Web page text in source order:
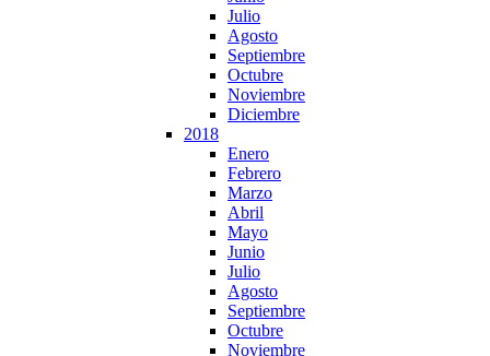
Julio
Agosto
Septiembre
Octubre
Noviembre
Diciembre
2018
Enero
Febrero
Marzo
Abril
Mayo
Junio
Julio
Agosto
Septiembre
Octubre
Noviembre